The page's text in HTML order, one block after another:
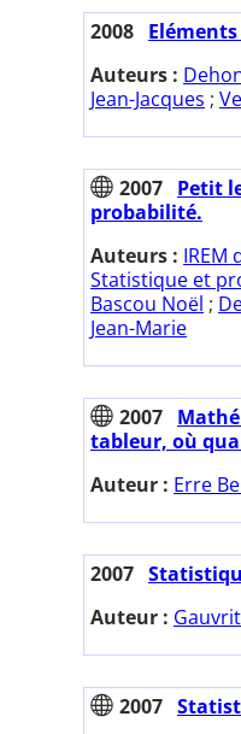
2008
Auteurs :
Jean-Jacques ;
2007 Petit
probabilité.
Auteurs : IREM
Statistique et
Bascou Noël ;
Jean-Marie
2007
tableur, où
Auteur : Erre
2007
Auteur :
2007